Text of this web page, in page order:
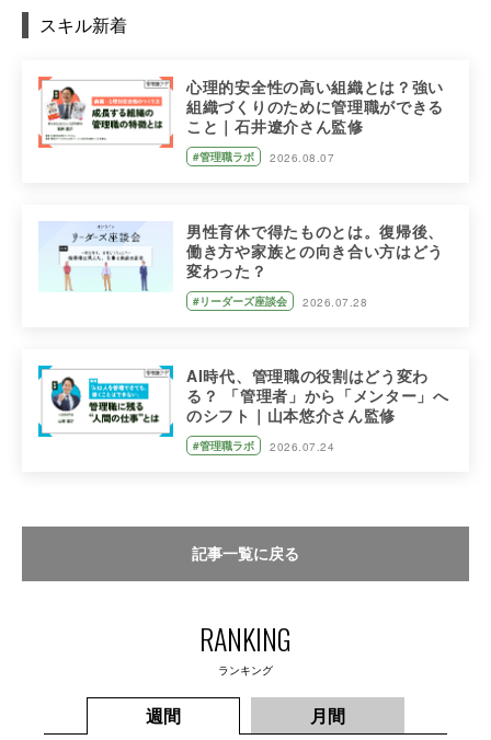
スキル新着
心理的安全性の高い組織とは？強い
組織づくりのために管理職ができる
こと｜石井遼介さん監修
#管理職ラボ 2026.08.07
男性育休で得たものとは。復帰後、
働き方や家族との向き合い方はどう
変わった？
#リーダーズ座談会 2026.07.28
AI時代、管理職の役割はどう変わ
る？ 「管理者」から「メンター」へ
のシフト｜山本悠介さん監修
#管理職ラボ 2026.07.24
記事一覧に戻る
RANKING
ランキング
週間 月間